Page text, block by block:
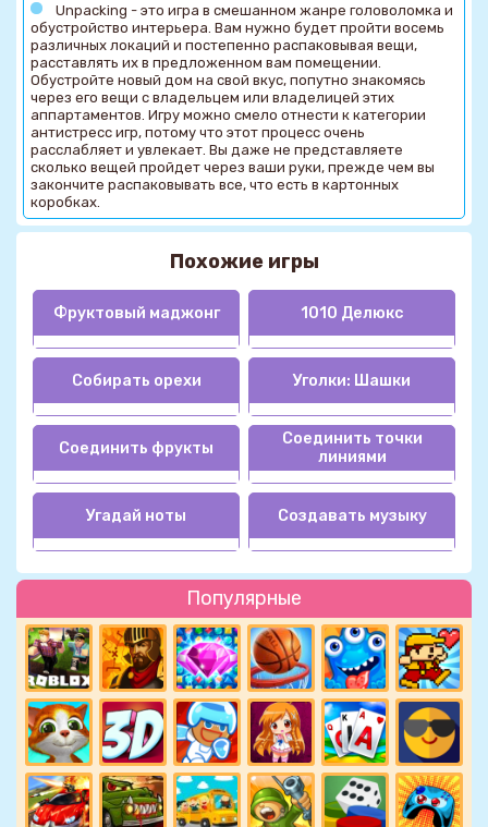
Популярные
Unpacking - это игра в смешанном жанре головоломка и
обустройство интерьера. Вам нужно будет пройти восемь
различных локаций и постепенно распаковывая вещи,
расставлять их в предложенном вам помещении.
Обустройте новый дом на свой вкус, попутно знакомясь
через его вещи с владельцем или владелицей этих
аппартаментов. Игру можно смело отнести к категории
антистресс игр, потому что этот процесс очень
расслабляет и увлекает. Вы даже не представляете
сколько вещей пройдет через ваши руки, прежде чем вы
закончите распаковывать все, что есть в картонных
коробках.
Похожие игры
Фруктовый маджонг 1010 Делюкс
Собирать орехи Уголки: Шашки
Соединить фрукты
Соединить точки
линиями
Угадай ноты Создавать музыку